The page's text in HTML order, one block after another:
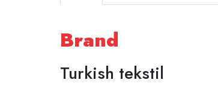
Brand
Turkish tekstil